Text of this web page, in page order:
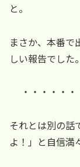
と。
まさか、本番で
しい報告でした。
・・・・・・
それとは別の話
よ！」と自信満